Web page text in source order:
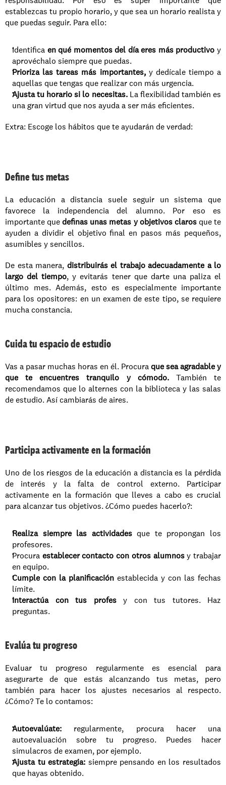
establezcas tu propio horario, y que sea un horario realista y
que puedas seguir. Para ello:
Identifica en qué momentos del día eres más productivo y
aprovéchalo siempre que puedas.
Prioriza las tareas más importantes, y dedícale tiempo a
aquellas que tengas que realizar con más urgencia.
Ajusta tu horario si lo necesitas. La flexibilidad también es
una gran virtud que nos ayuda a ser más eficientes.
Extra: Escoge los hábitos que te ayudarán de verdad:
Define tus metas
La educación a distancia suele seguir un sistema que
favorece la independencia del alumno. Por eso es
importante que definas unas metas y objetivos claros que te
ayuden a dividir el objetivo final en pasos más pequeños,
asumibles y sencillos.
De esta manera, distribuirás el trabajo adecuadamente a lo
largo del tiempo, y evitarás tener que darte una paliza el
último mes. Además, esto es especialmente importante
para los opositores: en un examen de este tipo, se requiere
mucha constancia.
Cuida tu espacio de estudio
Vas a pasar muchas horas en él. Procura que sea agradable y
que te encuentres tranquilo y cómodo. También te
recomendamos que lo alternes con la biblioteca y las salas
de estudio. Así cambiarás de aires.
Participa activamente en la formación
Uno de los riesgos de la educación a distancia es la pérdida
de interés y la falta de control externo. Participar
activamente en la formación que lleves a cabo es crucial
para alcanzar tus objetivos. ¿Cómo puedes hacerlo?:
Realiza siempre las actividades que te propongan los
profesores.
Procura establecer contacto con otros alumnos y trabajar
en equipo.
Cumple con la planificación establecida y con las fechas
límite.
Interactúa con tus profes y con tus tutores. Haz
preguntas.
Evalúa tu progreso
Evaluar tu progreso regularmente es esencial para
asegurarte de que estás alcanzando tus metas, pero
también para hacer los ajustes necesarios al respecto.
¿Cómo? Te lo contamos:
Autoevalúate: regularmente, procura hacer una
autoevaluación sobre tu progreso. Puedes hacer
simulacros de examen, por ejemplo.
Ajusta tu estrategia: siempre pensando en los resultados
que hayas obtenido.